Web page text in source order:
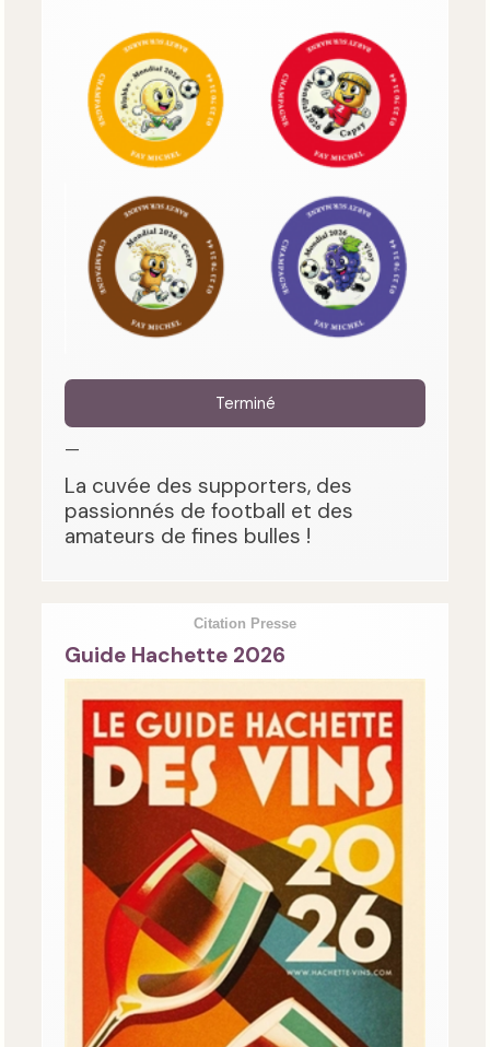
Terminé
—
La cuvée des supporters, des
passionnés de football et des
amateurs de fines bulles !
Citation Presse
Guide Hachette 2026